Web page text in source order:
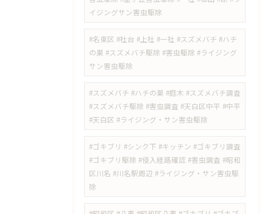
イジングサン害虫駆除
#名東区 #社台 #上社 #一社 #スズメバチ #ハチ
の巣 #スズメバチ駆除 #害虫駆除 #ライジング
サン害虫駆除
#スズメバチ #ハチの巣 #庭木 #スズメバチ調査
#スズメバチ駆除 #害虫調査 #天白区中平 #中平
#天白区 #ライジング・サン害虫駆除
#ゴキブリ #シンク下 #キッチン #ゴキブリ調査
#ゴキブリ駆除 #侵入経路確認 #害虫調査 #昭和
区川名 #川名駅周辺 #ライジング・サン害虫駆
除